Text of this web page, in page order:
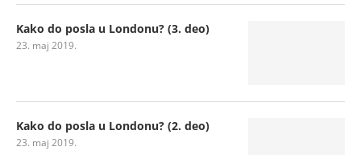
Kako do posla u Londonu? (3. deo)
23. maj 2019.
Kako do posla u Londonu? (2. deo)
23. maj 2019.